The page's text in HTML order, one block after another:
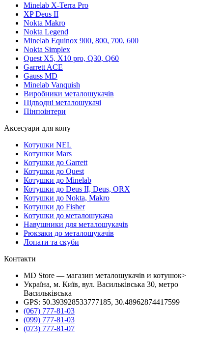
Minelab X-Terra Pro
XP Deus II
Nokta Makro
Nokta Legend
Minelab Equinox 900, 800, 700, 600
Nokta Simplex
Quest X5, X10 pro, Q30, Q60
Garrett ACE
Gauss MD
Minelab Vanquish
Виробники металошукачів
Підводні металошукачі
Пінпоінтери
Аксесуари для копу
Котушки NEL
Котушки Mars
Котушки до Garrett
Котушки до Quest
Котушки до Minelab
Котушки до Deus II, Deus, ORX
Котушки до Nokta, Makro
Котушки до Fisher
Котушки до металошукача
Навушники для металошукачів
Рюкзаки до металошукачів
Лопати та скуби
Контакти
MD Store — магазин металошукачів и котушок>
Україна, м. Київ, вул. Васильківська 30, метро
Васильківська
GPS: 50.393928533777185, 30.48962874417599
(067) 777-81-03
(099) 777-81-03
(073) 777-81-07